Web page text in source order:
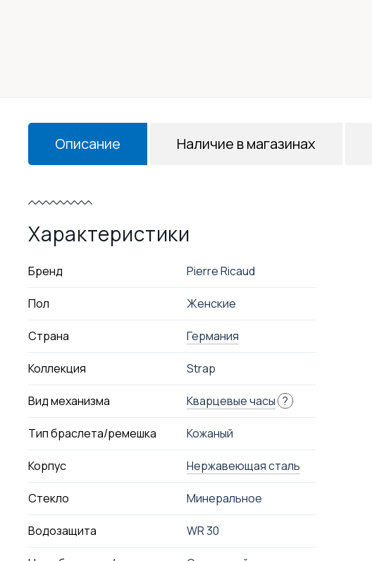
Описание
Характеристики
Бренд Pierre Ricaud
Пол Женские
Страна Германия
Коллекция Strap
Вид механизма Кварцевые часы ?
Тип браслета/ремешка Кожаный
Корпус Нержавеющая сталь
Стекло Минеральное
Водозащита WR 30
Наличие в магазинах